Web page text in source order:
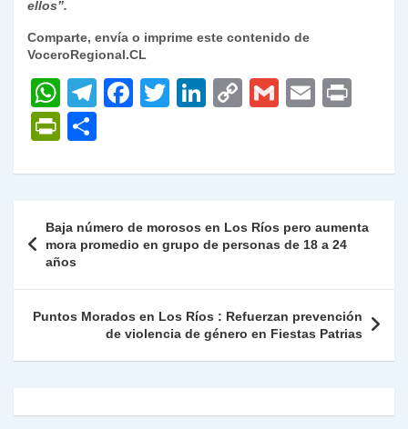
ellos”.
Comparte, envía o imprime este contenido de
VoceroRegional.CL
W
h
at
s
p
p
T
gr
m
F
e
o
k
T
er
Li
e
n
C
y
n
G
l
E
l
P
nt
Fr
ie
n
dl
y
m
ar
de
entradas
Baja número de morosos en Los Ríos pero aumenta
mora promedio en grupo de personas de 18 a 24
años
Puntos Morados en Los Ríos : Refuerzan prevención
de violencia de género en Fiestas Patrias